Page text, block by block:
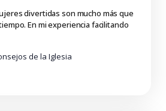
divertidas son mucho más que
En mi experiencia facilitando
de la Iglesia